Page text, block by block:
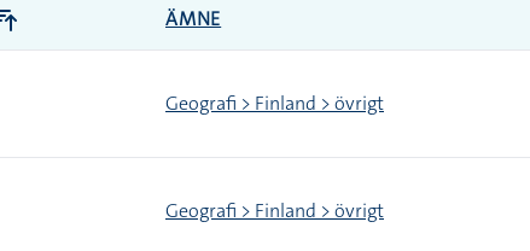
ÄMNE
Geografi > Finland > övrigt
Geografi > Finland > övrigt